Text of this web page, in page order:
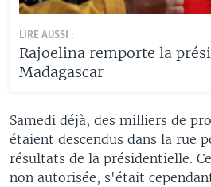
LIRE AUSSI :
Rajoelina remporte la
Madagascar
Samedi déjà, des milliers de
étaient descendus dans la rue
résultats de la présidentielle.
non autorisée, s'était